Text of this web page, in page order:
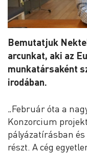
Bemutatjuk
arcunkat, aki az
munkatársaként
irodában.
„Február óta a
Konzorcium
pályázatírásban
részt. A cég